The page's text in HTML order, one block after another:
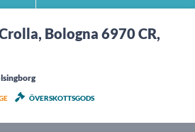
Bologna 6970 CR,
ÖVERSKOTTSGODS